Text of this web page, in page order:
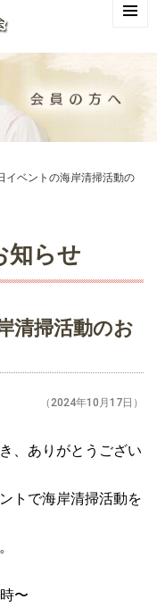
イベントの海岸清掃活動の
知らせ
清掃活動のお
（2024年10月17日）
、ありがとうござい
トで海岸清掃活動を
〜